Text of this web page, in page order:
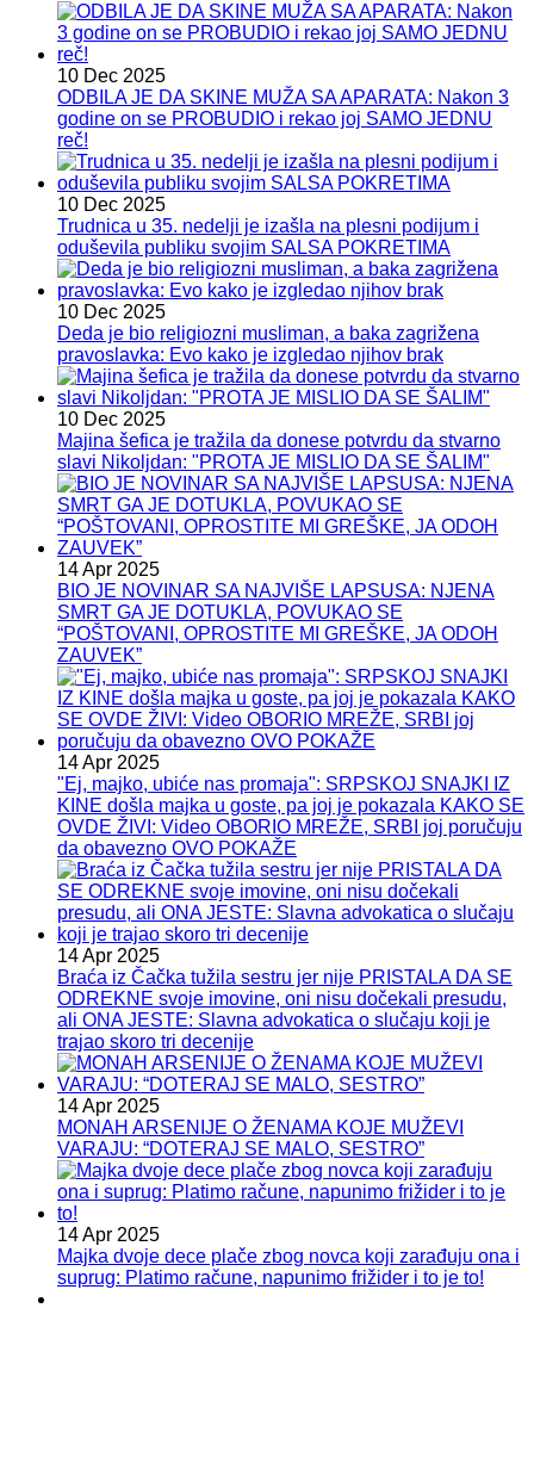
10 Dec 2025
ODBILA JE DA SKINE MUŽA SA APARATA: Nakon 3
godine on se PROBUDIO i rekao joj SAMO JEDNU
reč!
10 Dec 2025
Trudnica u 35. nedelji je izašla na plesni podijum i
oduševila publiku svojim SALSA POKRETIMA
10 Dec 2025
Deda je bio religiozni musliman, a baka zagrižena
pravoslavka: Evo kako je izgledao njihov brak
10 Dec 2025
Majina šefica je tražila da donese potvrdu da stvarno
slavi Nikoljdan: "PROTA JE MISLIO DA SE ŠALIM"
14 Apr 2025
BIO JE NOVINAR SA NAJVIŠE LAPSUSA: NJENA
SMRT GA JE DOTUKLA, POVUKAO SE
“POŠTOVANI, OPROSTITE MI GREŠKE, JA ODOH
ZAUVEK”
14 Apr 2025
"Ej, majko, ubiće nas promaja": SRPSKOJ SNAJKI IZ
KINE došla majka u goste, pa joj je pokazala KAKO SE
OVDE ŽIVI: Video OBORIO MREŽE, SRBI joj poručuju
da obavezno OVO POKAŽE
14 Apr 2025
Braća iz Čačka tužila sestru jer nije PRISTALA DA SE
ODREKNE svoje imovine, oni nisu dočekali presudu,
ali ONA JESTE: Slavna advokatica o slučaju koji je
trajao skoro tri decenije
14 Apr 2025
MONAH ARSENIJE O ŽENAMA KOJE MUŽEVI
VARAJU: “DOTERAJ SE MALO, SESTRO”
14 Apr 2025
Majka dvoje dece plače zbog novca koji zarađuju ona i
suprug: Platimo račune, napunimo frižider i to je to!